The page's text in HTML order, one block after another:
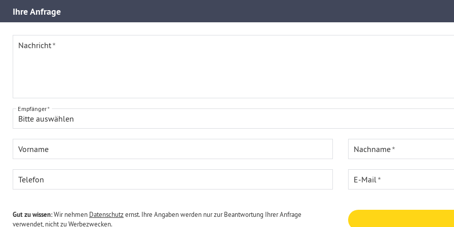
IhreAnfrage
Nachricht
Bitte auswählen
Empfänger
Vorname Nachname
Telefon E-Mail
Gut zu wissen:Wir nehmen Datenschutzernst. Ihre Angaben werden nur zur Beantwortung Ihrer Anfrage
verwendet, nicht zu Werbezwecken.